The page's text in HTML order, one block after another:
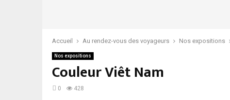
Accueil Au rendez-vous des voyageurs Nos expositions
Nos expositions
Couleur Viêt Nam
0 428